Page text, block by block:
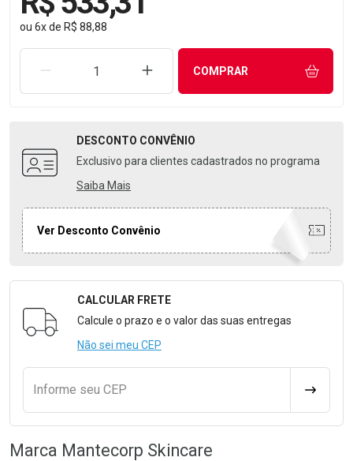
ou 6xde R$ 88,88
REMOVER UMA UNIDADEAUMENTAR UMA UNIDADE
COMPRAR
DESCONTO CONVÊNIO
Exclusivo para clientes cadastrados no programa
Saiba Mais
Ver Desconto Convênio
Formulário para Calcular o Frete
CALCULAR FRETE
Calcule o prazo e o valor das suas entregas
Não sei meu CEP
Informe seu CEP
Marca Mantecorp Skincare